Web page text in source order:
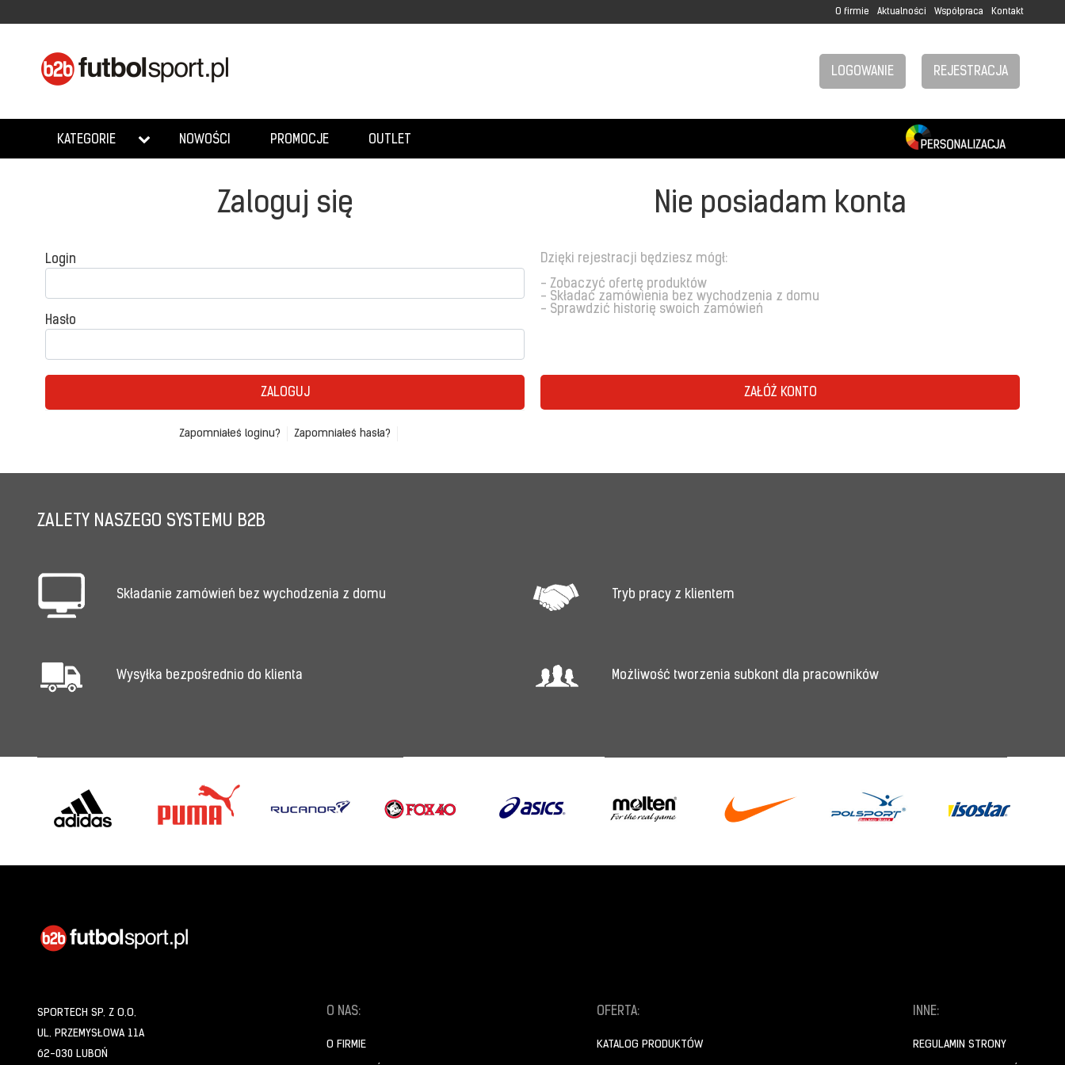
O firmie Aktualności Współpraca Kontakt
LOGOWANIE REJESTRACJA
KATEGORIE NOWOŚCI PROMOCJE OUTLET
Zaloguj się
Login
Hasło
ZALOGUJ
Zapomniałeś loginu? Zapomniałeś hasła?
Nie posiadam konta
Dzięki rejestracji będziesz mógł:
- Zobaczyć ofertę produktów
- Składać zamówienia bez wychodzenia z domu
- Sprawdzić historię swoich zamówień
ZAŁÓŻ KONTO
ZALETY NASZEGO SYSTEMU B2B
Składanie zamówień bez wychodzenia z domu Tryb pracy z klientem
Wysyłka bezpośrednio do klienta Możliwość tworzenia subkont dla pracowników
SPORTECH SP. Z O.O.
UL. PRZEMYSŁOWA 11A
62-030 LUBOŃ
O NAS:
O FIRMIE
OFERTA:
KATALOG PRODUKTÓW
INNE:
REGULAMIN STRONY